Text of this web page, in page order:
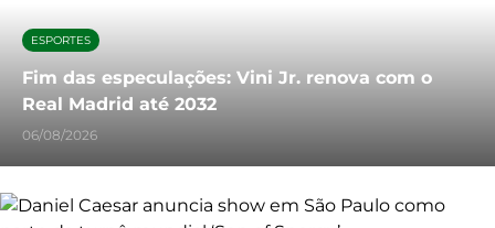
ESPORTES
Fim das especulações: Vini Jr. renova com o
Real Madrid até 2032
06/08/2026